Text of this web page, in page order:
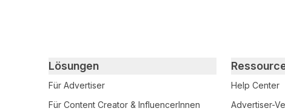
Primary footer navigation
Lösungen
Für Advertiser
Für Content Creator & InfluencerInnen
Help Center
Advertiser-